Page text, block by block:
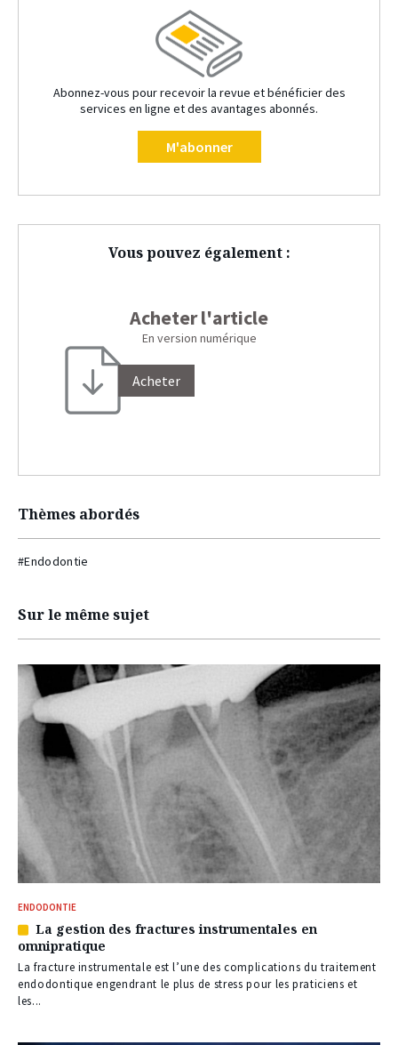
Abonnez-vous pour recevoir la revue et bénéficier des
services en ligne et des avantages abonnés.
M'abonner
Vous pouvez également :
Acheter l'article
En version numérique
Acheter
Thèmes abordés
#Endodontie
Sur le même sujet
ENDODONTIE
Article
réservé
à
nos
abonnés
La gestion des fractures instrumentales en
omnipratique
La fracture instrumentale est l’une des complications du traitement
endodontique engendrant le plus de stress pour les praticiens et
les...